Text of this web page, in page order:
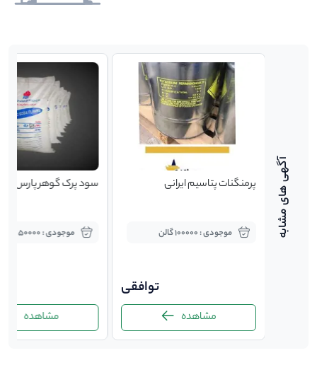
پرمنگنات پتاسیم ایرانی
موجودی : 100000 گالن
توافقی
مشاهده
سود پرک گوهر پارس
موجودی : 50000 کیلوگرم
مشاهده